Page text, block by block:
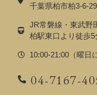
千葉県柏市柏3-6-
JR常磐線・東武野
柏駅東口より徒歩5
10:00-21:00（曜日
04-7167-